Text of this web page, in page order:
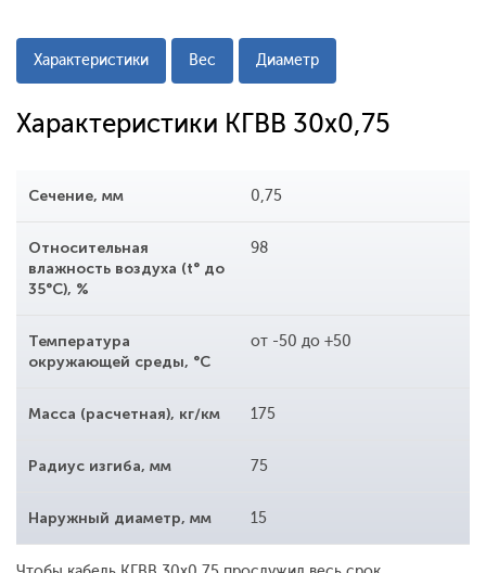
Характеристики Вес Диаметр
Характеристики КГВВ 30x0,75
Сечение, мм 0,75
Относительная
влажность воздуха (t° до
35°С), %
98
Температура
окружающей среды, °С
от -50 до +50
Масса (расчетная), кг/км 175
Радиус изгиба, мм 75
Наружный диаметр, мм 15